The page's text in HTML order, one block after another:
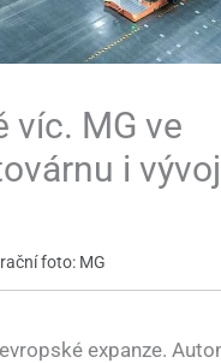
víc. MG ve
i
foto: MG
expanze.